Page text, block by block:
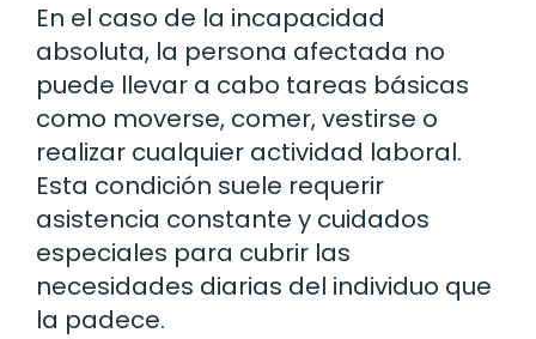
En el caso de la incapacidad
absoluta, la persona afectada no
puede llevar a cabo tareas básicas
como moverse, comer, vestirse o
realizar cualquier actividad laboral.
Esta condición suele requerir
asistencia constante y cuidados
especiales para cubrir las
necesidades diarias del individuo que
la padece.